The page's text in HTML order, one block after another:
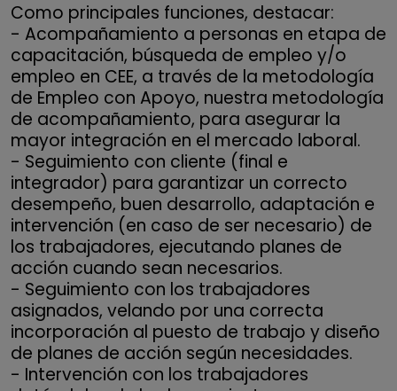
Como principales funciones, destacar:
- Acompañamiento a personas en etapa de
capacitación, búsqueda de empleo y/o
empleo en CEE, a través de la metodología
de Empleo con Apoyo, nuestra metodología
de acompañamiento, para asegurar la
mayor integración en el mercado laboral.
- Seguimiento con cliente (final e
integrador) para garantizar un correcto
desempeño, buen desarrollo, adaptación e
intervención (en caso de ser necesario) de
los trabajadores, ejecutando planes de
acción cuando sean necesarios.
- Seguimiento con los trabajadores
asignados, velando por una correcta
incorporación al puesto de trabajo y diseño
de planes de acción según necesidades.
- Intervención con los trabajadores